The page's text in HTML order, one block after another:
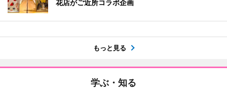
花店がご近所コラボ企画
もっと見る
学ぶ・知る